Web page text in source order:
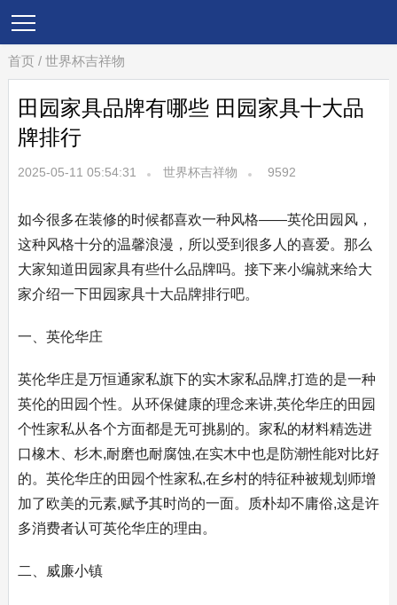
首页 / 世界杯吉祥物
田园家具品牌有哪些 田园家具十大品
牌排行
2025-05-11 05:54:31 世界杯吉祥物 9592
如今很多在装修的时候都喜欢一种风格——英伦田园风，
这种风格十分的温馨浪漫，所以受到很多人的喜爱。那么
大家知道田园家具有些什么品牌吗。接下来小编就来给大
家介绍一下田园家具十大品牌排行吧。
一、英伦华庄
英伦华庄是万恒通家私旗下的实木家私品牌,打造的是一种
英伦的田园个性。从环保健康的理念来讲,英伦华庄的田园
个性家私从各个方面都是无可挑剔的。家私的材料精选进
口橡木、杉木,耐磨也耐腐蚀,在实木中也是防潮性能对比好
的。英伦华庄的田园个性家私,在乡村的特征种被规划师增
加了欧美的元素,赋予其时尚的一面。质朴却不庸俗,这是许
多消费者认可英伦华庄的理由。
二、威廉小镇